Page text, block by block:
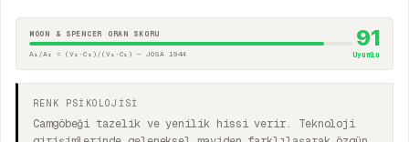
MOON & SPENCER ORAN SKORU
A₁/A₂ = (V₂·C₂)/(V₁·C₁) — JOSA 1944
91
Uyumlu
RENK PSİKOLOJİSİ
Camgöbeği tazelik ve yenilik hissi verir. Teknoloji